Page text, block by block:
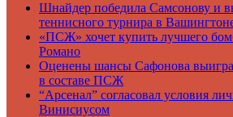
Шнайдер победила Самсонову и
теннисного турнира в
«ПСЖ» хочет купить лучшего
Романо
Оценены шансы Сафонова
в составе ПСЖ
“Арсенал” согласовал условия
Винисиусом